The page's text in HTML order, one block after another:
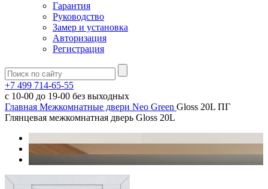
Гарантия
Руководство
Замер и установка
Авторизация
Регистрация
+7 499 714-65-55
с 10-00 до 19-00 без выходных
Главная Межкомнатные двери Neo Green Gloss 20L ПГ
Глянцевая межкомнатная дверь Gloss 20L